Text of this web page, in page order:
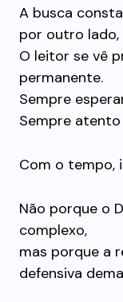
A busca
por outro
O leitor se vê
permanente.
Sempre
Sempre
Com o tempo,
Não porque o
complexo,
mas porque a
defensiva